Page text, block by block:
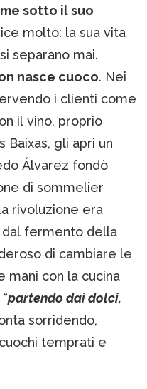
sotto il suo
molto: la sua vita
separano mai.
nasce cuoco. Nei
i clienti come
il vino, proprio
Baixas, gli aprì un
Álvarez fondò
di sommelier
rivoluzione era
dal fermento della
di cambiare le
mani con la cucina
partendo dai dolci,
sorridendo,
temprati e